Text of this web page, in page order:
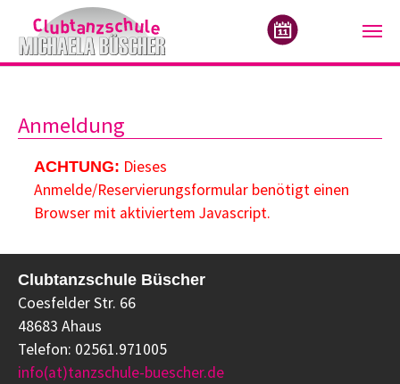
Zum Hauptinhalt springen
Anmeldung
ACHTUNG: Dieses
Anmelde/Reservierungsformular benötigt einen
Browser mit aktiviertem Javascript.
Clubtanzschule Büscher
Coesfelder Str. 66
48683 Ahaus
Telefon: 02561.971005
info(at)tanzschule-buescher.de